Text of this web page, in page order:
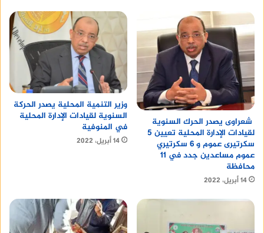
شعراوى يصدر الحرك السنوية
لقيادات الإدارة المحلية تعيين 5
سكرتيرى عموم و 6 سكرتيري
عموم مساعدين جدد في 11
محافظة
14 أبريل، 2022
وزير التنمية المحلية يصدر الحركة
السنوية لقيادات الإدارة المحلية
في المنوفية
14 أبريل، 2022